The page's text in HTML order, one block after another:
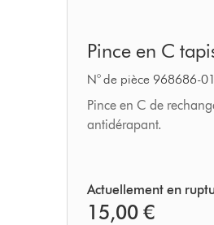
en
C
tapis
antidérapant
Pince en C
N° de pièce 968686-01
Pince en C de
antidérapant.
Actuellement en
15,00 €